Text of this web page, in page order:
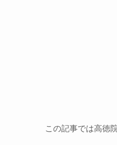
この記事では高徳